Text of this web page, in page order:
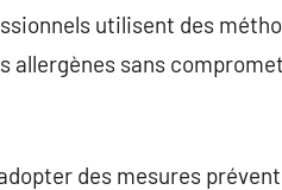
utilisent des
allergènes sans
des mesures